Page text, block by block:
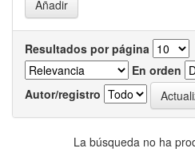
Resultados por página
En orden
Autor/registro
La búsqueda no ha